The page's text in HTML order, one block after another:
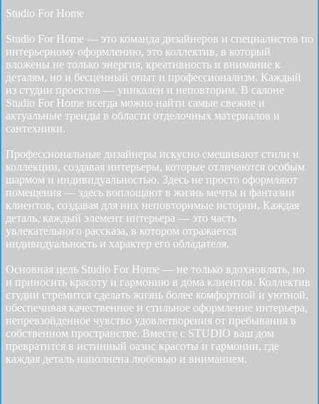
Studio For Home
Studio For Home — это команда дизайнеров и специалистов по
интерьерному оформлению, это коллектив, в который
вложены не только энергия, креативность и внимание к
деталям, но и бесценный опыт и профессионализм. Каждый
из студии проектов — уникален и неповторим. В салоне
Studio For Home всегда можно найти самые свежие и
актуальные тренды в области отделочных материалов и
сантехники.
Профессиональные дизайнеры искусно смешивают стили и
коллекции, создавая интерьеры, которые отличаются особым
шармом и индивидуальностью. Здесь не просто оформляют
помещения — здесь воплощают в жизнь мечты и фантазии
клиентов, создавая для них неповторимые истории. Каждая
деталь, каждый элемент интерьера — это часть
увлекательного рассказа, в котором отражается
индивидуальность и характер его обладателя.
Основная цель Studio For Home — не только вдохновлять, но
и приносить красоту и гармонию в дома клиентов. Коллектив
студии стремится сделать жизнь более комфортной и уютной,
обеспечивая качественное и стильное оформление интерьера,
непревзойденное чувство удовлетворения от пребывания в
собственном пространстве. Вместе с STUDIO ваш дом
превратится в истинный оазис красоты и гармонии, где
каждая деталь наполнена любовью и вниманием.